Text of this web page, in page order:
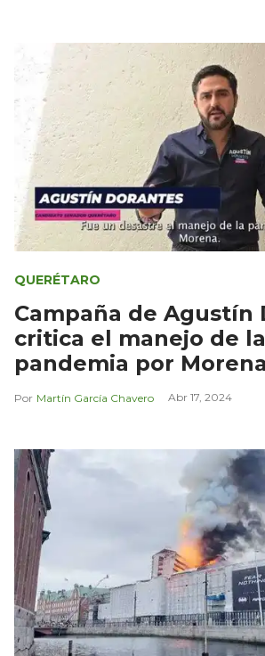
QUERÉTARO
Campaña de Agustín
critica el manejo de la
pandemia por Morena
Martín García Chavero Abr 17, 2024